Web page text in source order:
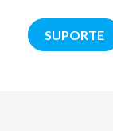
SUPORTE